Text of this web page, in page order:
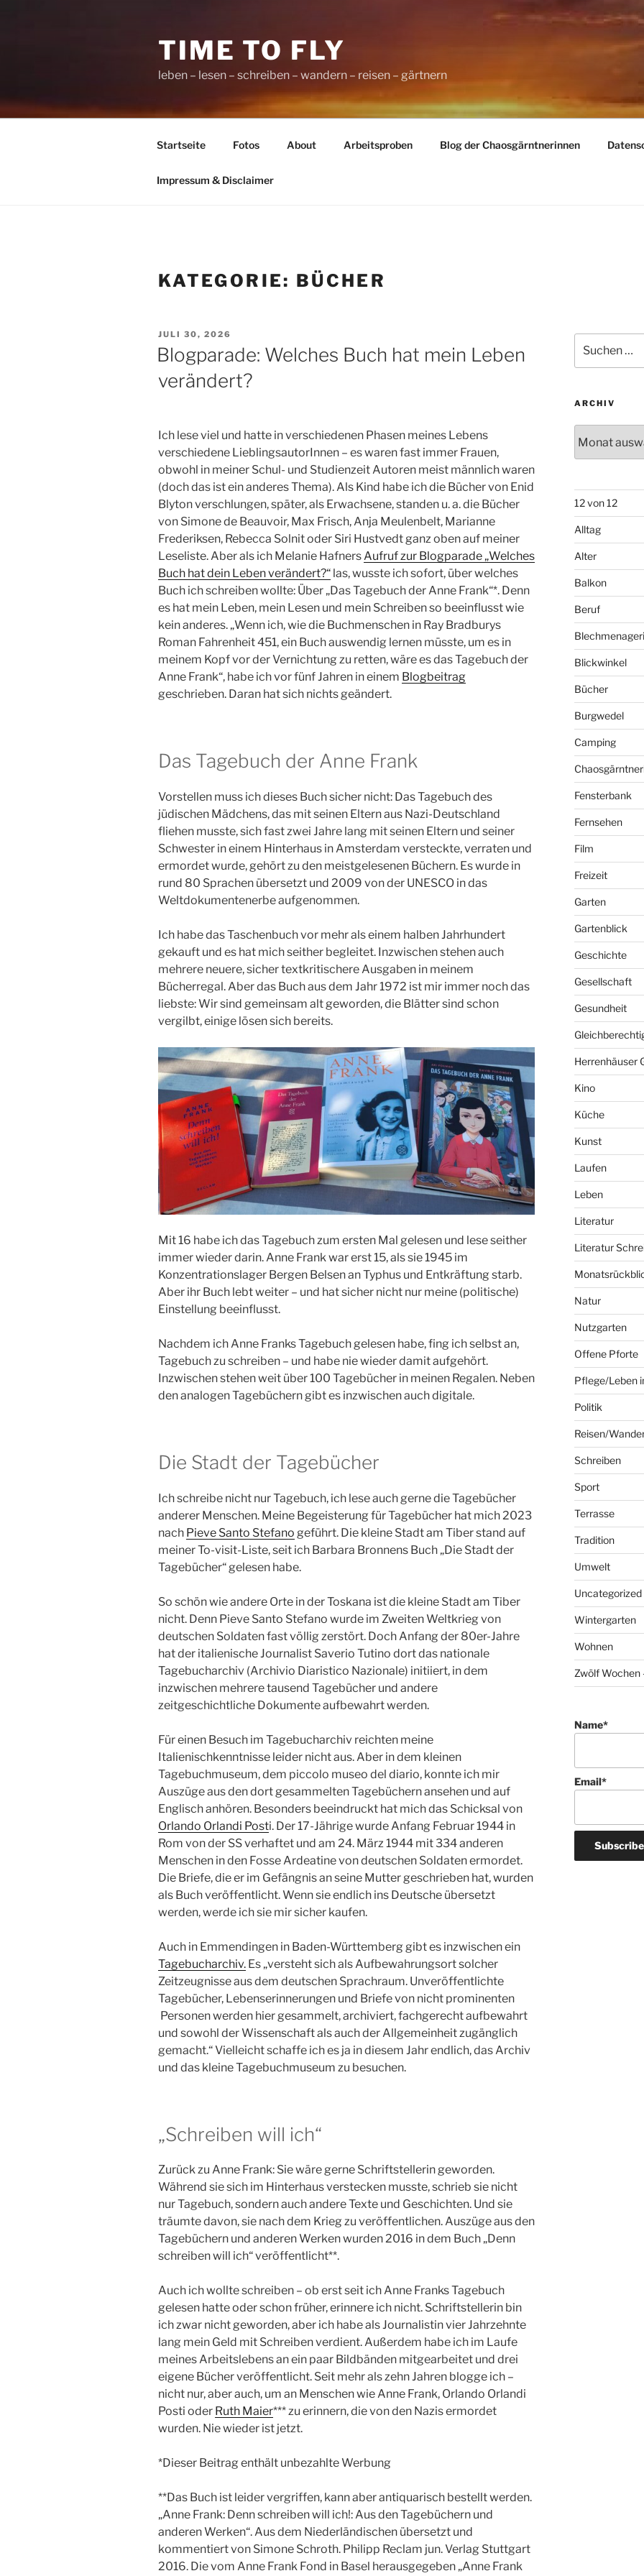
TIME TO FLY
leben – lesen – schreiben – wandern – reisen – gärtnern
Startseite Fotos About Arbeitsproben Blog der Chaosgärntnerinnen
Impressum & Disclaimer
KATEGORIE: BÜCHER
VERÖFFENTLICHT
AM
JULI 30, 2026
Blogparade: Welches Buch hat mein Leben
verändert?
Ich lese viel und hatte in verschiedenen Phasen meines Lebens
verschiedene LieblingsautorInnen – es waren fast immer Frauen,
obwohl in meiner Schul- und Studienzeit Autoren meist männlich waren
(doch das ist ein anderes Thema). Als Kind habe ich die Bücher von Enid
Blyton verschlungen, später, als Erwachsene, standen u. a. die Bücher
von Simone de Beauvoir, Max Frisch, Anja Meulenbelt, Marianne
Frederiksen, Rebecca Solnit oder Siri Hustvedt ganz oben auf meiner
Leseliste. Aber als ich Melanie HafnersAufruf zur Blogparade „Welches
Buch hat dein Leben verändert?“ las, wusste ich sofort, über welches
Buch ich schreiben wollte: Über „Das Tagebuch der Anne Frank“*. Denn
es hat mein Leben, mein Lesen und mein Schreiben so beeinflusst wie
kein anderes. „Wenn ich, wie die Buchmenschen in Ray Bradburys
Roman Fahrenheit 451, ein Buch auswendig lernen müsste, um es in
meinem Kopf vor der Vernichtung zu retten, wäre es das Tagebuch der
Anne Frank“, habe ich vor fünf Jahren in einem Blogbeitrag
geschrieben. Daran hat sich nichts geändert.
Das Tagebuch der Anne Frank
Vorstellen muss ich dieses Buch sicher nicht: Das Tagebuch des
jüdischen Mädchens, das mit seinen Eltern aus Nazi-Deutschland
fliehen musste, sich fast zwei Jahre lang mit seinen Eltern und seiner
Schwester in einem Hinterhaus in Amsterdam versteckte, verraten und
ermordet wurde, gehört zu den meistgelesenen Büchern. Es wurde in
rund 80 Sprachen übersetzt und 2009 von der UNESCO in das
Weltdokumentenerbe aufgenommen.
Ich habe das Taschenbuch vor mehr als einem halben Jahrhundert
gekauft und es hat mich seither begleitet. Inzwischen stehen auch
mehrere neuere, sicher textkritischere Ausgaben in meinem
Bücherregal. Aber das Buch aus dem Jahr 1972 ist mir immer noch das
liebste: Wir sind gemeinsam alt geworden, die Blätter sind schon
vergilbt, einige lösen sich bereits.
Mit 16 habe ich das Tagebuch zum ersten Mal gelesen und lese seither
immer wieder darin. Anne Frank war erst 15, als sie 1945 im
Konzentrationslager Bergen Belsen an Typhus und Entkräftung starb.
Aber ihr Buch lebt weiter – und hat sicher nicht nur meine (politische)
Einstellung beeinflusst.
Nachdem ich Anne Franks Tagebuch gelesen habe, fing ich selbst an,
Tagebuch zu schreiben – und habe nie wieder damit aufgehört.
Inzwischen stehen weit über 100 Tagebücher in meinen Regalen. Neben
den analogen Tagebüchern gibt es inzwischen auch digitale.
Die Stadt der Tagebücher
Ich schreibe nicht nur Tagebuch, ich lese auch gerne die Tagebücher
anderer Menschen. Meine Begeisterung für Tagebücher hat mich 2023
nach Pieve Santo Stefano geführt. Die kleine Stadt am Tiber stand auf
meiner To-visit-Liste, seit ich Barbara Bronnens Buch „Die Stadt der
Tagebücher“ gelesen habe.
So schön wie andere Orte in der Toskana ist die kleine Stadt am Tiber
nicht. Denn Pieve Santo Stefano wurde im Zweiten Weltkrieg von
deutschen Soldaten fast völlig zerstört. Doch Anfang der 80er-Jahre
hat der italienische Journalist Saverio Tutino dort das nationale
Tagebucharchiv (Archivio Diaristico Nazionale) initiiert, in dem
inzwischen mehrere tausend Tagebücher und andere
zeitgeschichtliche Dokumente aufbewahrt werden.
Für einen Besuch im Tagebucharchiv reichten meine
Italienischkenntnisse leider nicht aus. Aber in dem kleinen
Tagebuchmuseum, dem piccolo museo del diario, konnte ich mir
Auszüge aus den dort gesammelten Tagebüchern ansehen und auf
Englisch anhören. Besonders beeindruckt hat mich das Schicksal von
Orlando Orlandi Posti. Der 17-Jährige wurde Anfang Februar 1944 in
Rom von der SS verhaftet und am 24. März 1944 mit 334 anderen
Menschen in den Fosse Ardeatine von deutschen Soldaten ermordet.
Die Briefe, die er im Gefängnis an seine Mutter geschrieben hat, wurden
als Buch veröffentlicht. Wenn sie endlich ins Deutsche übersetzt
werden, werde ich sie mir sicher kaufen.
Auch in Emmendingen in Baden-Württemberg gibt es inzwischen ein
Tagebucharchiv. Es „versteht sich als Aufbewahrungsort solcher
Zeitzeugnisse aus dem deutschen Sprachraum. Unveröffentlichte
Tagebücher, Lebenserinnerungen und Briefe von nicht prominenten
Personen werden hier gesammelt, archiviert, fachgerecht aufbewahrt
und sowohl der Wissenschaft als auch der Allgemeinheit zugänglich
gemacht.“ Vielleicht schaffe ich es ja in diesem Jahr endlich, das Archiv
und das kleine Tagebuchmuseum zu besuchen.
„Schreiben will ich“
Zurück zu Anne Frank: Sie wäre gerne Schriftstellerin geworden.
Während sie sich im Hinterhaus verstecken musste, schrieb sie nicht
nur Tagebuch, sondern auch andere Texte und Geschichten. Und sie
träumte davon, sie nach dem Krieg zu veröffentlichen. Auszüge aus den
Tagebüchern und anderen Werken wurden 2016 in dem Buch „Denn
schreiben will ich“ veröffentlicht**.
Auch ich wollte schreiben – ob erst seit ich Anne Franks Tagebuch
gelesen hatte oder schon früher, erinnere ich nicht. Schriftstellerin bin
ich zwar nicht geworden, aber ich habe als Journalistin vier Jahrzehnte
lang mein Geld mit Schreiben verdient. Außerdem habe ich im Laufe
meines Arbeitslebens an ein paar Bildbänden mitgearbeitet und drei
eigene Bücher veröffentlicht. Seit mehr als zehn Jahren blogge ich –
nicht nur, aber auch, um an Menschen wie Anne Frank, Orlando Orlandi
Posti oder Ruth Maier*** zu erinnern, die von den Nazis ermordet
wurden. Nie wieder ist jetzt.
*Dieser Beitrag enthält unbezahlte Werbung
**Das Buch ist leider vergriffen, kann aber antiquarisch bestellt werden.
„Anne Frank: Denn schreiben will ich!: Aus den Tagebüchern und
anderen Werken“. Aus dem Niederländischen übersetzt und
kommentiert von Simone Schroth. Philipp Reclam jun. Verlag Stuttgart
2016. Die vom Anne Frank Fond in Basel herausgegeben „Anne Frank
nach:
ARCHIV
12 von 12
Alltag
Alter
Balkon
Beruf
Blickwinkel
Bücher
Burgwedel
Camping
Fensterbank
Fernsehen
Film
Freizeit
Garten
Gartenblick
Geschichte
Gesellschaft
Gesundheit
Herrenhäuser
Kino
Küche
Kunst
Laufen
Leben
Literatur
Literatur
Natur
Nutzgarten
Offene Pforte
Pflege/Leben
Politik
Reisen/
Schreiben
Sport
Terrasse
Tradition
Umwelt
Uncategorized
Wintergarten
Wohnen
Zwölf Wochen
Name*
Email*